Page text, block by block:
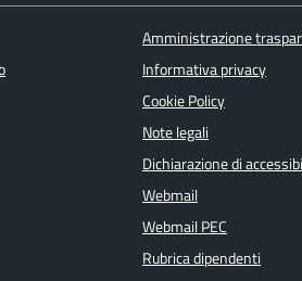
Amministrazione
Informativa privacy
Cookie Policy
Note legali
Dichiarazione di
Webmail
Webmail PEC
Rubrica dipendenti